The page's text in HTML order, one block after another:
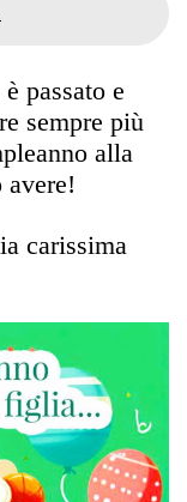
passato e
sempre più
alla
carissima